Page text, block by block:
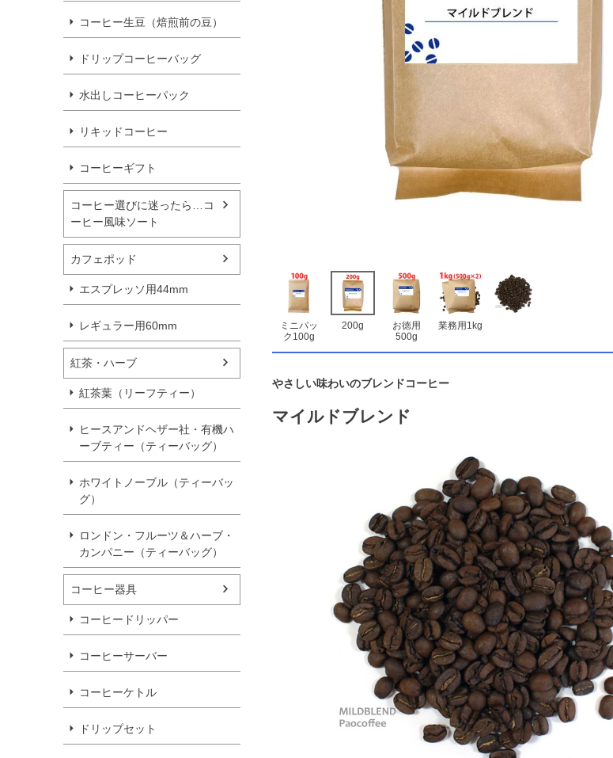
コーヒー生豆（焙煎前の豆）
ドリップコーヒーバッグ
水出しコーヒーパック
リキッドコーヒー
コーヒーギフト
コーヒー選びに迷ったら…コ
ーヒー風味ソート
カフェポッド
エスプレッソ用44mm
レギュラー用60mm
紅茶・ハーブ
紅茶葉（リーフティー）
ヒースアンドヘザー社・有機ハ
ーブティー（ティーバッグ）
ホワイトノーブル（ティーバッ
グ）
ロンドン・フルーツ＆ハーブ・
カンパニー（ティーバッグ）
コーヒー器具
コーヒードリッパー
コーヒーサーバー
コーヒーケトル
ドリップセット
ミニパッ
ク100g
200g
お徳用
500g
業務用1kg
やさしい味わいのブレンドコーヒー
マイルドブレンド